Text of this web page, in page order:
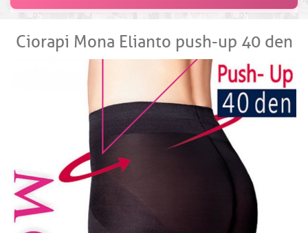
Ciorapi Mona Elianto push-up 40 den